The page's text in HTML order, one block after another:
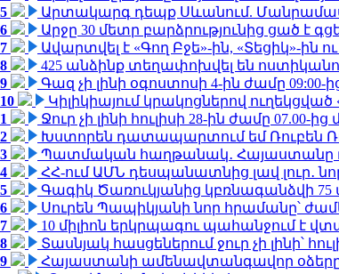
5
Արտակարգ դեպք Սևանում.
6
Արջը 30 մետր բարձրությունից ցած է
7
Ավարտվել է «Գող Բջե»-ին, «Տեցիկ»-ին
8
425 անձինք տեղափոխվել են
9
Գազ չի լինի օգոստոսի 4-ին ժամը 09:00-
10
Կիլիկիայում կրակոցներով
1
Ջուր չի լինի հուլիսի 28-ին ժամը 07.00-ից
2
Խստորեն դատապարտում եմ Ռուբեն
3
Պատմական հաղթանակ․ Հայաստանը
4
ՀՀ-ում ԱՄՆ դեսպանատնից լավ լուր․
5
Գագիկ Ծառուկյանից կբռնագանձվի 75
6
Սուրեն Պապիկյանի նոր հրամանը՝
7
10 միլիոն երկրպագու պահանջում է
8
Տասնյակ հասցեներում ջուր չի լինի՝
9
Հայաստանի ամենավտանգավոր